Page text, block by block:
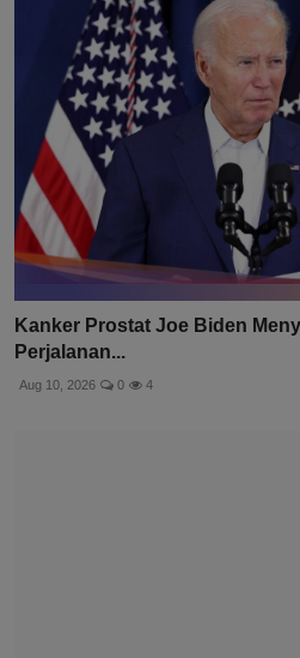
Kanker Prostat Joe Biden
Perjalanan...
Aug 10, 2026 0 4